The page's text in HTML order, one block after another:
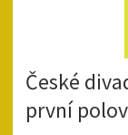
České
první